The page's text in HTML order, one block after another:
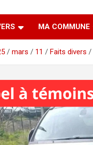
83
MA COMMUNE
mars 11 Faits divers